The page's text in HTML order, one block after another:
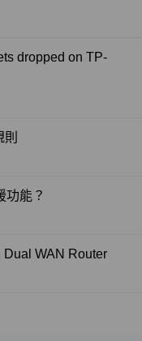
dropped on TP-
功能？
WAN Router